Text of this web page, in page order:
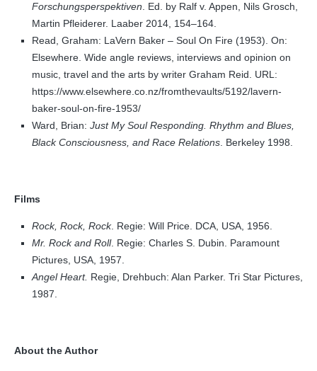
Forschungsperspektiven . Ed. by Ralf v. Appen, Nils Grosch,
Martin Pfleiderer. Laaber 2014, 154–164.
Read, Graham: LaVern Baker – Soul On Fire (1953). On:
Elsewhere. Wide angle reviews, interviews and opinion on
music, travel and the arts by writer Graham Reid. URL:
https://www.elsewhere.co.nz/fromthevaults/5192/lavern-
baker-soul-on-fire-1953/
Ward, Brian: Just My Soul Responding. Rhythm and Blues,
Black Consciousness, and Race Relations . Berkeley 1998.
Films
Rock, Rock, Rock. Regie: Will Price. DCA, USA, 1956.
Mr. Rock and Roll. Regie: Charles S. Dubin. Paramount
Pictures, USA, 1957.
Angel Heart. Regie, Drehbuch: Alan Parker. Tri Star Pictures,
1987.
About the Author